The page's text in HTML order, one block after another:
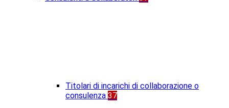
Titolari di incarichi di collaborazione o
consulenza 37